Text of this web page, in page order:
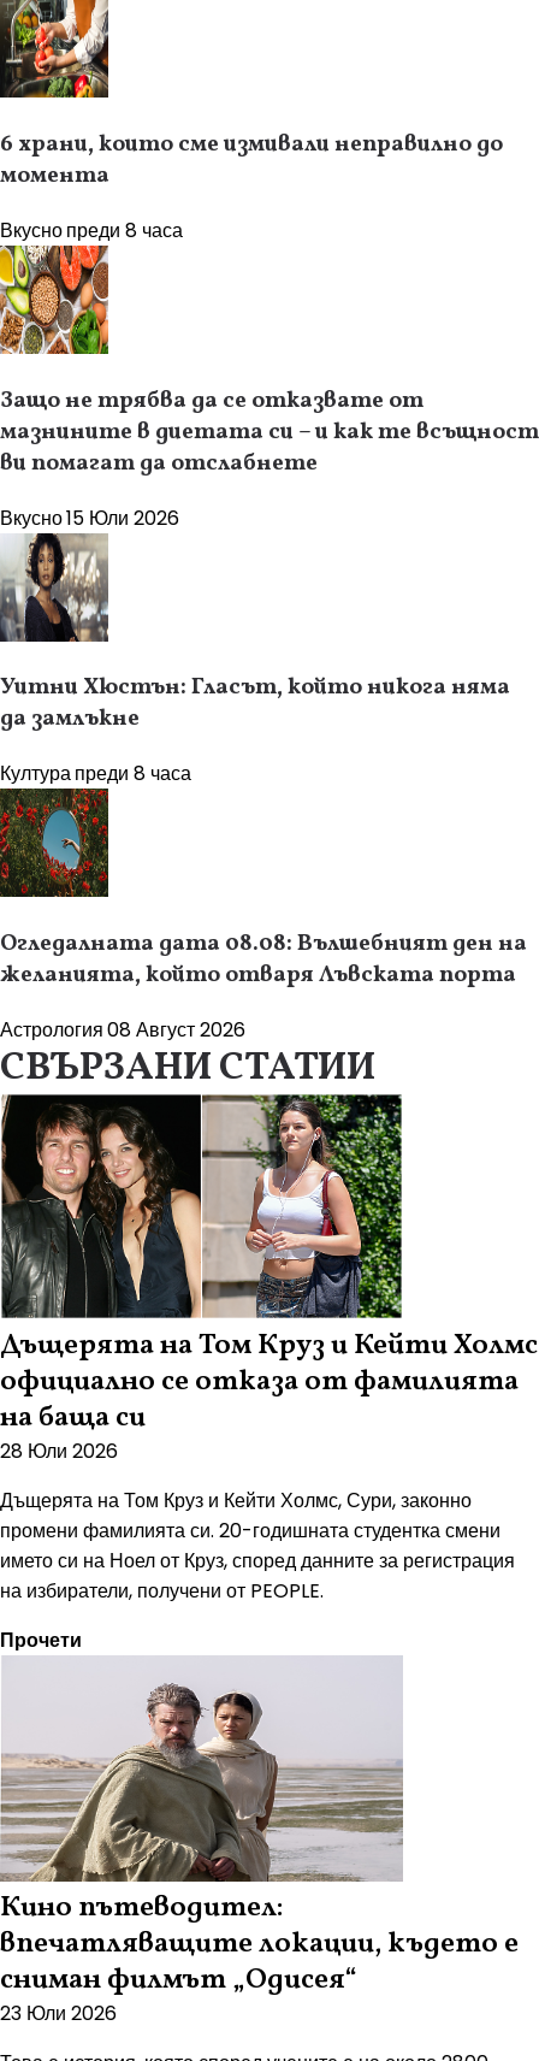
6 храни, които сме измивали неправилно до
момента
Вкуснопреди 8 часа
Защо не трябва да се отказвате от
мазнините в диетата си – и как те всъщност
ви помагат да отслабнете
Вкусно15 Юли 2026
Уитни Хюстън: Гласът, който никога няма
да замлъкне
Културапреди 8 часа
Огледалната дата 08.08: Вълшебният ден на
желанията, който отваря Лъвската порта
Астрология08 Август 2026
СВЪРЗАНИ СТАТИИ
Дъщерята на Том Круз и Кейти Холмс
официално се отказа от фамилията
на баща си
28 Юли 2026
Дъщерята на Том Круз и Кейти Холмс, Сури, законно
промени фамилията си. 20-годишната студентка смени
името си на Ноел от Круз, според данните за регистрация
на избиратели, получени от PEOPLE.
Прочети
Кино пътеводител:
впечатляващите локации, където е
сниман филмът „Одисея“
23 Юли 2026